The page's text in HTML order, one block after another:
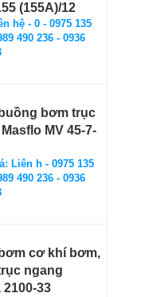
(155A)/12
hệ - 0 - 0975 135
490 236 - 0936
bơm trục
MV 45-7-
Liên h - 0975 135
490 236 - 0936
cơ khí bơm,
ngang
2100-33